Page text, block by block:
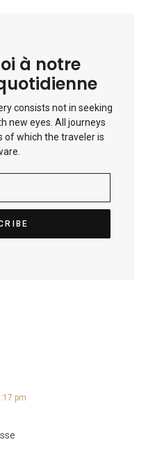
à notre
consists not in seeking
new eyes. All journeys
of which the traveler is
pm